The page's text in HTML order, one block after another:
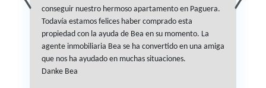
conseguir nuestro hermoso apartamento en Paguera.
Todavía estamos felices haber comprado esta
propiedad con la ayuda de Bea en su momento. La
agente inmobiliaria Bea se ha convertido en una amiga
que nos ha ayudado en muchas situaciones.
Danke Bea